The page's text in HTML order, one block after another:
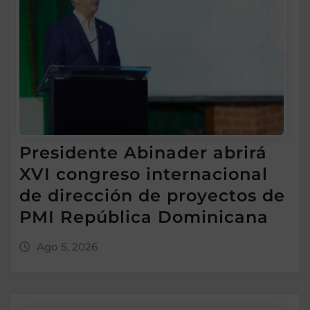
Presidente Abinader abrirá
XVI congreso internacional
de dirección de proyectos de
PMI República Dominicana
Ago 5, 2026